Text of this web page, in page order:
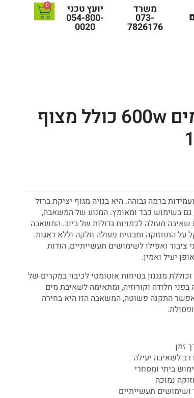
משרד
073-
7826176
יועץ טכני
054-800-
0020
0
משאבה טבולה למים 600w כולל מצוף
ברמה גבוהה. היא בנויה מגוף יציקת ברזל
גם בשימוש כבד ומאומץ. המנוע של המשאבה,
ויכולת שאיבה מעולה לכמויות גדולות של ביוב. המשאבה
התחזוקה ומבטיח פעולה חלקה וללא דאגות.
ציבור ואפילו לשימושים תעשייתיים, הודות
יעיל ואמין.
מנגנון בטיחות אוטומטי לכיבוי במקרים של
חלודה וקורוזיה, ומתאימה לשאיבת מים
התקנה פשוטה, המשאבה הזו היא בחירה
זמן
נמוכה
ושימושים תעשייתיים